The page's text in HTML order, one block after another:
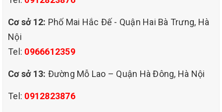
được làm bằng sợi Polypropylene cùng với
lớp đế cao su hoặc bitum, bề mặt có thể là
dưới sàn bằng keo con chó hoặc keo sữa.
Cơ sở 12: Phố Mai Hắc Đế - Quận Hai Bà Trưng, Hà
Nội
Tel: 0966612359
Cơ sở 13: Đường Mỗ Lao – Quận Hà Đông, Hà Nội
Tel: 0912823876